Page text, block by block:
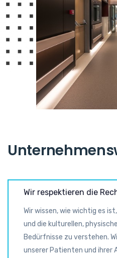
Wir respektieren die
Wir wissen, wie wichtig es
und die kulturellen,
Bedürfnisse zu verstehen.
unserer Patienten und ihrer